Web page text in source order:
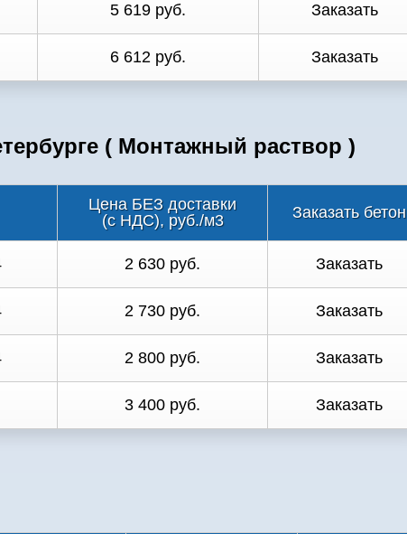
5 619 руб. Заказать
6 612 руб. Заказать
( Монтажный раствор )
Цена БЕЗ доставки
(с НДС), руб./м3
Заказать бетон
2 630 руб. Заказать
2 730 руб. Заказать
2 800 руб. Заказать
3 400 руб. Заказать